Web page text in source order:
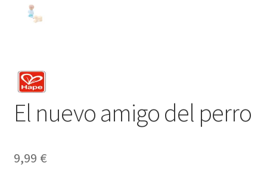
El nuevo amigo del perro
9,99 €